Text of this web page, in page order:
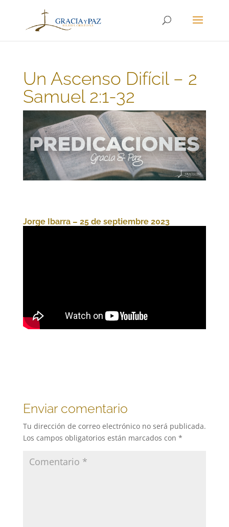
Un Ascenso Difícil – 2
Samuel 2:1-32
Jorge Ibarra – 25 de septiembre 2023
Enviar comentario
Tu dirección de correo electrónico no será publicada.
Los campos obligatorios están marcados con *